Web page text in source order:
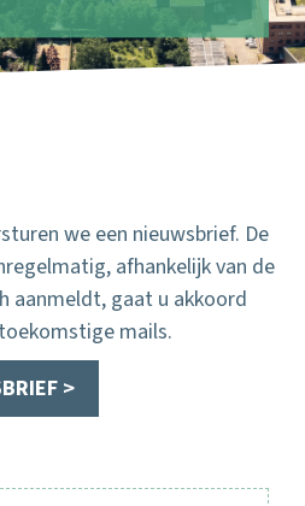
we een nieuwsbrief. De
afhankelijk van de
aanmeldt, gaat u akkoord
mails.
>